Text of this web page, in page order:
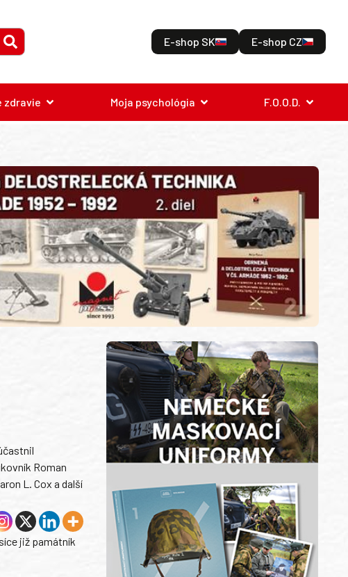
E-shop SK E-shop CZ
zdravie Moja psychológia F.O.O.D.
Roman
L. Cox a další
již památník